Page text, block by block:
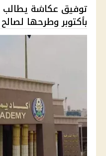
بأكتوبر وطرحها